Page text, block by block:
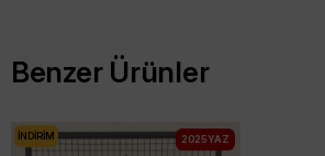
Benzer Ürünler
İNDIRIM 2025 YAZ